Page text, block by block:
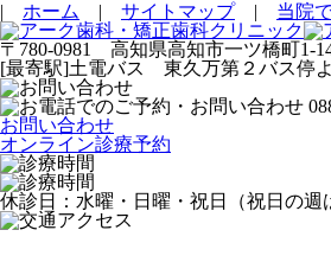
| ホーム | サイトマップ| 当院
〒780-0981 高知県高知市一ツ橋町1-
[最寄駅]土電バス 東久万第２バス停
お問い合わせ
オンライン診療予約
休診日：水曜・日曜・祝日（祝日の週